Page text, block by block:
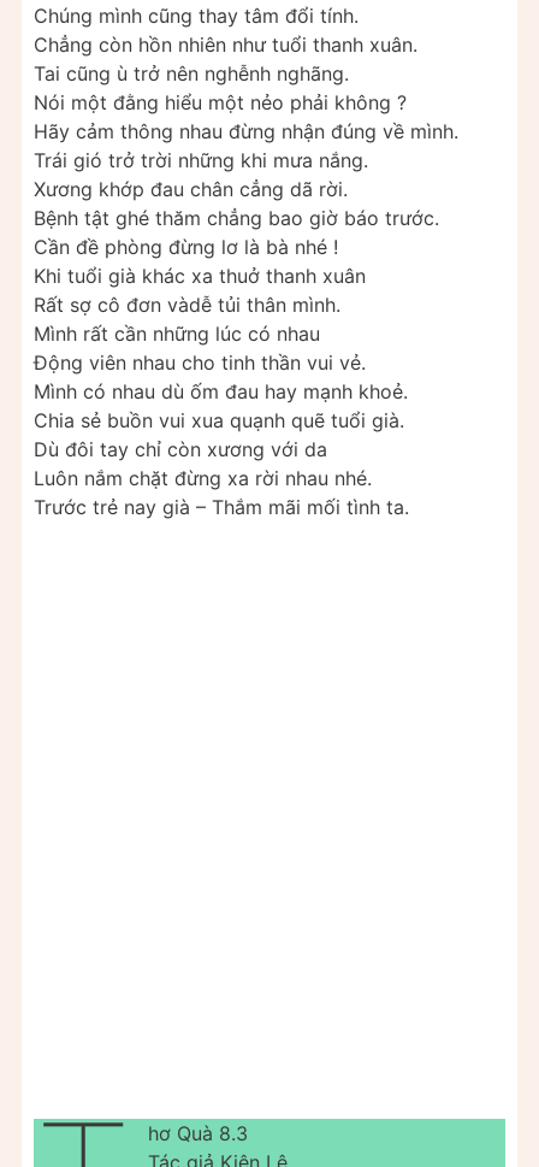
Chúng mình cũng thay tâm đổi tính.
Chẳng còn hồn nhiên như tuổi thanh xuân.
Tai cũng ù trở nên nghễnh nghãng.
Nói một đằng hiểu một nẻo phải không ?
Hãy cảm thông nhau đừng nhận đúng về mình.
Trái gió trở trời những khi mưa nắng.
Xương khớp đau chân cẳng dã rời.
Bệnh tật ghé thăm chẳng bao giờ báo trước.
Cần đề phòng đừng lơ là bà nhé !
Khi tuổi già khác xa thuở thanh xuân
Rất sợ cô đơn vàdễ tủi thân mình.
Mình rất cần những lúc có nhau
Động viên nhau cho tinh thần vui vẻ.
Mình có nhau dù ốm đau hay mạnh khoẻ.
Chia sẻ buồn vui xua quạnh quẽ tuổi già.
Dù đôi tay chỉ còn xương với da
Luôn nắm chặt đừng xa rời nhau nhé.
Trước trẻ nay già – Thắm mãi mối tình ta.
hơ Quà 8.3
Tác giả Kiên Lê